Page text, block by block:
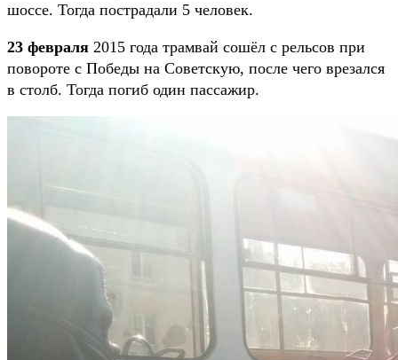
шоссе. Тогда пострадали 5 человек.
23 февраля 2015 года трамвай сошёл с рельсов при
повороте с Победы на Советскую, после чего врезался
в столб. Тогда погиб один пассажир.